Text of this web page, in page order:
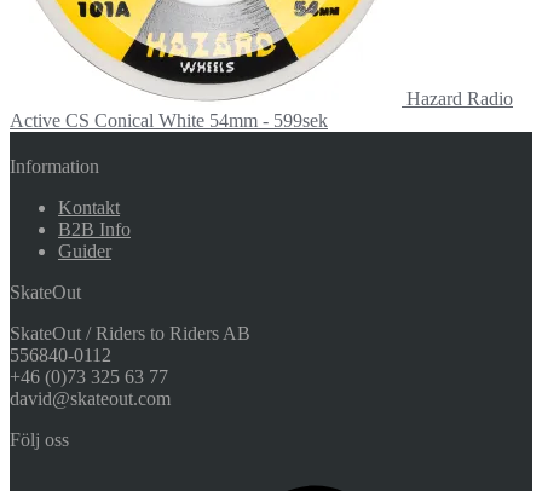
Hazard Radio
Active CS Conical White 54mm - 599sek
Information
Kontakt
B2B Info
Guider
SkateOut
SkateOut / Riders to Riders AB
556840-0112
+46 (0)73 325 63 77
david@skateout.com
Följ oss